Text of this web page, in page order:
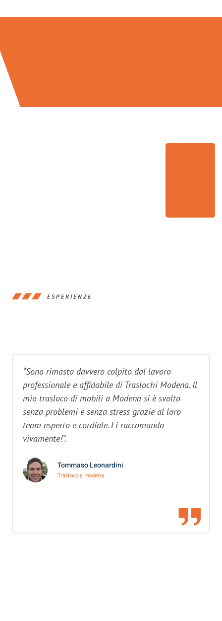
ESPERIENZE
“Sono rimasto davvero colpito dal lavoro
professionale e affidabile di Traslochi Modena. Il
mio trasloco di mobili a Modena si è svolto
senza problemi e senza stress grazie al loro
team esperto e cordiale. Li raccomando
vivamente!”.
Tommaso Leonardini
Trasloco a Modena